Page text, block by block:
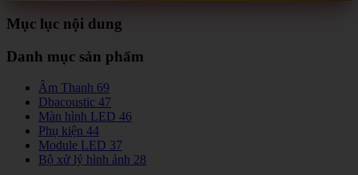
Mục lục nội dung
Danh mục sản phẩm
Âm Thanh 69
Dbacoustic 47
Màn hình LED 46
Phụ kiện 44
Module LED 37
Bộ xử lý hình ảnh 28